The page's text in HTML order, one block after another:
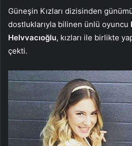
Güneşin Kızları dizisinden
dostluklarıyla bilinen ünlü oyuncu
Helvvacıoğlu, kızları ile birlikte
çekti.